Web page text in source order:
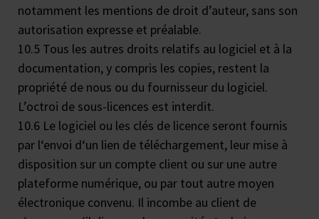
notamment les mentions de droit d’auteur, sans son
autorisation expresse et préalable.
10.5 Tous les autres droits relatifs au logiciel et à la
documentation, y compris les copies, restent la
propriété de nous ou du fournisseur du logiciel.
L’octroi de sous-licences est interdit.
10.6 Le logiciel ou les clés de licence seront fournis
par l‘envoi d‘un lien de téléchargement, leur mise à
disposition sur un compte client ou sur une autre
plateforme numérique, ou par tout autre moyen
électronique convenu. Il incombe au client de